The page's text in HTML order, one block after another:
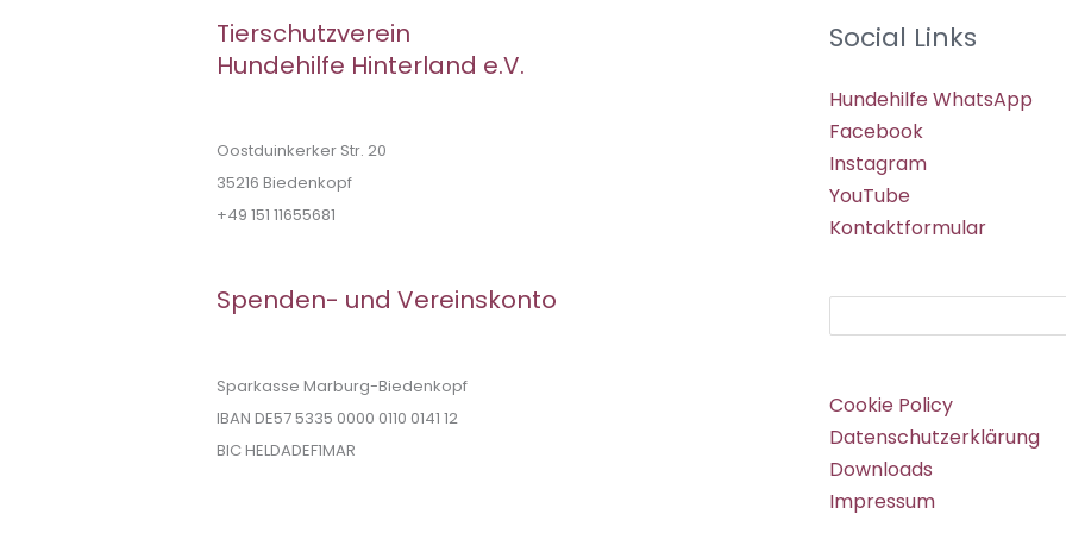
Tierschutzverein
Hundehilfe Hinterland e.V.
Oostduinkerker Str. 20
35216 Biedenkopf
+49 151 11655681
Spenden- und Vereinskonto
Sparkasse Marburg-Biedenkopf
IBAN DE57 5335 0000 0110 0141 12
BIC HELDADEF1MAR
Social Links
Hundehilfe WhatsApp
Facebook
Instagram
YouTube
Kontaktformular
Cookie Policy
Datenschutzerklärung
Downloads
Impressum